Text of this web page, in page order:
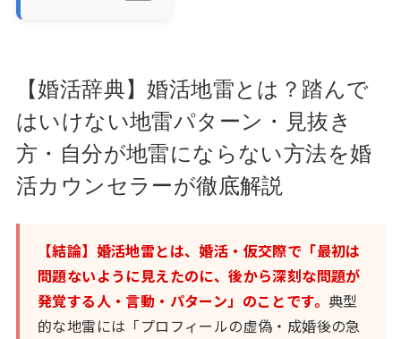
【婚活辞典】婚活地雷とは？踏んで
はいけない地雷パターン・見抜き
方・自分が地雷にならない方法を婚
活カウンセラーが徹底解説
【結論】婚活地雷とは、婚活・仮交際で「最初は
問題ないように見えたのに、後から深刻な問題が
発覚する人・言動・パターン」のことです。 典型
的な地雷には「プロフィールの虚偽・成婚後の急